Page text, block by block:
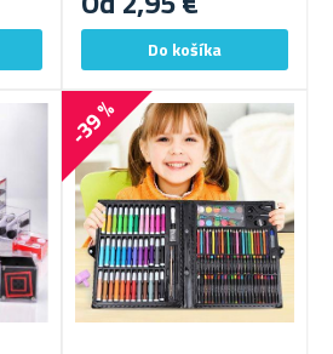
-39 %